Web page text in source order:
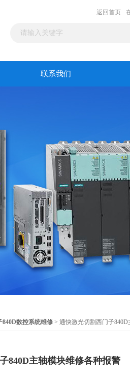
返回首页
联系我们
840D数控系统维修 > 通快激光切割西门子
840D主轴模块维修各种报警